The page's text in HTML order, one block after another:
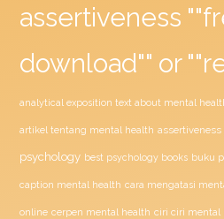
assertiveness
download"" or
analytical exposition text about mental
artikel tentang mental health
psychology best psychology books buku
caption mental health cara mengatasi
online cerpen mental health ciri ciri mental